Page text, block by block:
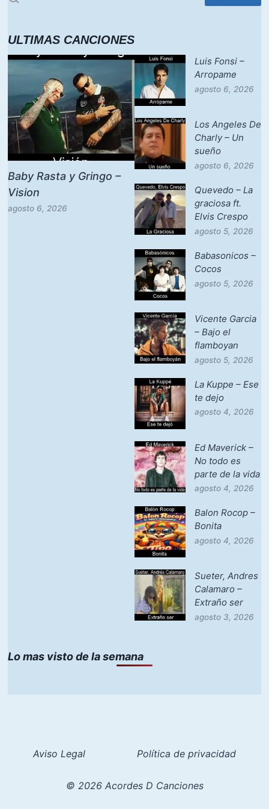
ULTIMAS CANCIONES
Baby Rasta y Gringo –
Vision
agosto 6, 2026
Luis Fonsi –
Arropame
agosto 6, 2026
Los Angeles De
Charly – Un
sueño
agosto 6, 2026
Quevedo – La
graciosa ft.
Elvis Crespo
agosto 5, 2026
Babasonicos –
Cocos
agosto 5, 2026
Vicente Garcia
– Bajo el
flamboyan
agosto 5, 2026
La Kuppe – Ese
te dejo
agosto 4, 2026
Ed Maverick –
No todo es
parte de la vida
agosto 4, 2026
Balon Rocop –
Bonita
agosto 4, 2026
Sueter, Andres
Calamaro –
Extraño ser
agosto 3, 2026
Lo mas visto de la semana
Aviso Legal Política de privacidad
© 2026 Acordes D Canciones